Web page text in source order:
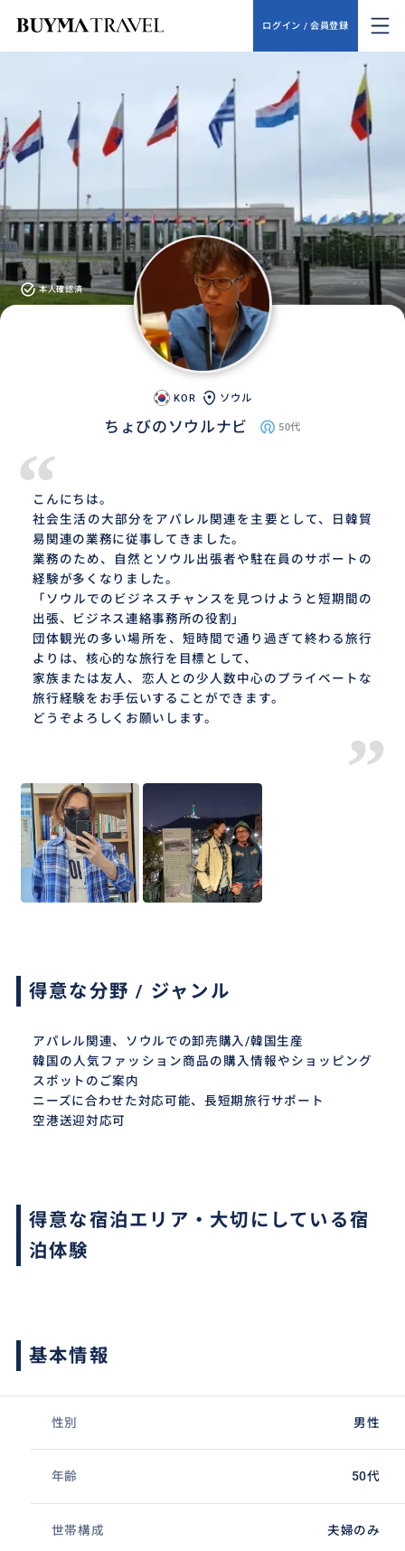
ログイン / 会員登録
本人確認済
KOR ソウル
ちょびのソウルナビ 50代
“
こんにちは。
社会生活の大部分をアパレル関連を主要として、日韓貿
易関連の業務に従事してきました。
業務のため、自然とソウル出張者や駐在員のサポートの
経験が多くなりました。
「ソウルでのビジネスチャンスを見つけようと短期間の
出張、ビジネス連絡事務所の役割」
団体観光の多い場所を、短時間で通り過ぎて終わる旅行
よりは、核心的な旅行を目標として、
家族または友人、恋人との少人数中心のプライベートな
旅行経験をお手伝いすることができます。
どうぞよろしくお願いします。
”
得意な分野 / ジャンル
アパレル関連、ソウルでの卸売購入/韓国生産
韓国の人気ファッション商品の購入情報やショッピング
スポットのご案内
ニーズに合わせた対応可能、長短期旅行サポート
空港送迎対応可
得意な宿泊エリア・大切にしている宿
泊体験
基本情報
性別 男性
年齢 50代
世帯構成 夫婦のみ